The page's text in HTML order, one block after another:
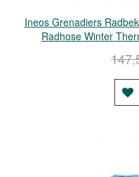
Ineos Grenadiers
Radhose Winter